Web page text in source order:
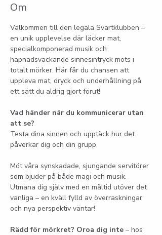
Om
Välkommen till den legala Svartklubben –
en unik upplevelse där läcker mat,
specialkomponerad musik och
häpnadsväckande sinnesintryck möts i
totalt mörker. Här får du chansen att
uppleva mat, dryck och underhållning på
ett sätt du aldrig gjort förut!
Vad händer när du kommunicerar utan
att se?
Testa dina sinnen och upptäck hur det
påverkar dig och din grupp.
Möt våra synskadade, sjungande servitörer
som bjuder på både magi och musik.
Utmana dig själv med en måltid utöver det
vanliga – en kväll fylld av överraskningar
och nya perspektiv väntar!
Rädd för mörkret? Oroa dig inte – hos